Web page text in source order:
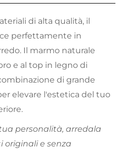
di alta qualità, il
perfettamente in
Il marmo naturale
e al top in legno di
di grande
elevare l'estetica del tuo
personalità, arredala
originali e senza